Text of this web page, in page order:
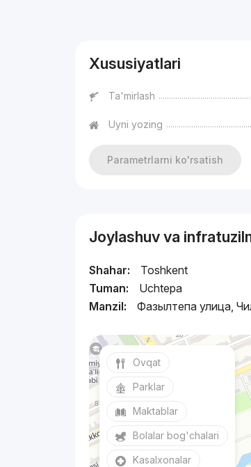
Xususiyatlari
Ta'mirlash
Uyni yozing
Parametrlarni ko'rsatish
Joylashuv va
Shahar:
Toshkent
Tuman:
Uchtepa
Manzil:
Фазылтепа улица,
Ovqat
Parklar
Maktablar
Bolalar bog'chalari
Kasalxonalar